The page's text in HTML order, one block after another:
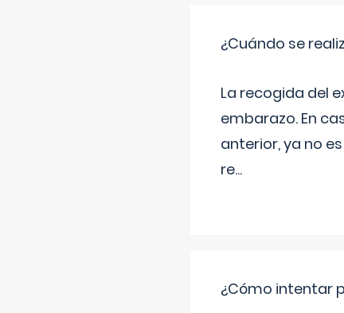
¿Cuándo se
La recogida del
embarazo. En
anterior, ya no
re...
¿Cómo intentar